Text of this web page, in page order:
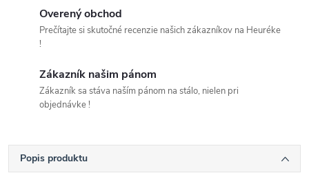
Overený obchod
Prečítajte si skutočné recenzie našich zákazníkov na Heuréke
!
Zákazník našim pánom
Zákazník sa stáva naším pánom na stálo, nielen pri
objednávke !
Popis produktu